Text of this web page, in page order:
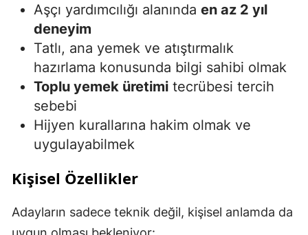
Aşçı yardımcılığı alanında en az 2 yıl
deneyim
Tatlı, ana yemek ve atıştırmalık
hazırlama konusunda bilgi sahibi olmak
Toplu yemek üretimi tecrübesi tercih
sebebi
Hijyen kurallarına hakim olmak ve
uygulayabilmek
Kişisel Özellikler
Adayların sadece teknik değil, kişisel anlamda da